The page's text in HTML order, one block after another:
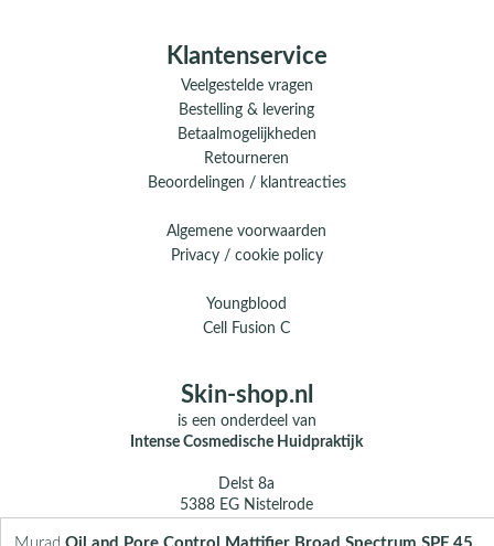
Klantenservice
Veelgestelde vragen
Bestelling & levering
Betaalmogelijkheden
Retourneren
Beoordelingen / klantreacties
Algemene voorwaarden
Privacy / cookie policy
Youngblood
Cell Fusion C
Skin-shop.nl
is een onderdeel van
Intense Cosmedische Huidpraktijk
Delst 8a
5388 EG Nistelrode